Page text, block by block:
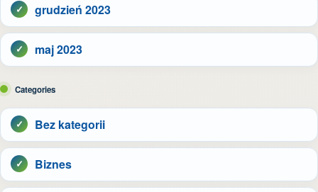
grudzień 2023
maj 2023
Categories
Bez kategorii
Biznes